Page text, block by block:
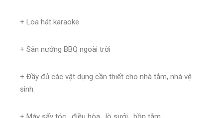
+ Loa hát karaoke
+ Sân nướng BBQ ngoài trời
+ Đầy đủ các vật dụng cần thiết cho nhà tắm, nhà vệ
sinh.